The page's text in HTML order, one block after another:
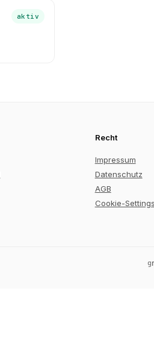
aktiv
Recht
Impressum
Datenschutz
AGB
Cookie-Settings